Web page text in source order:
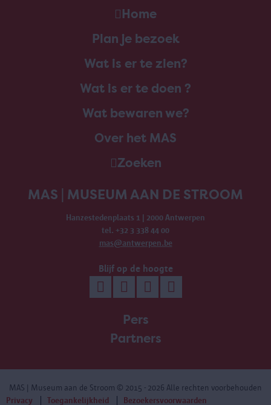
Home
Plan je bezoek
Wat is er te zien?
Wat is er te doen ?
Wat bewaren we?
Over het MAS
Zoeken
MAS | MUSEUM AAN DE STROOM
Hanzestedenplaats 1 | 2000 Antwerpen
tel. +32 3 338 44 00
mas@antwerpen.be
Blijf op de hoogte
Pers
Partners
MAS | Museum aan de Stroom © 2015 - 2026 Alle rechten voorbehouden
Privacy
Toegankelijkheid Bezoekersvoorwaarden